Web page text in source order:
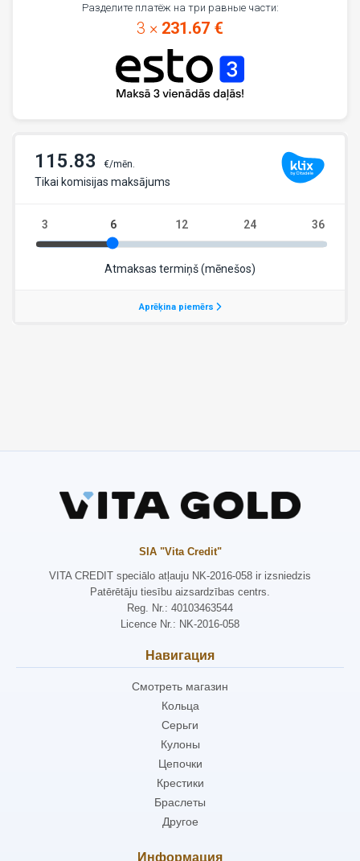
Разделите платёж на три равные части:
3 × 231.67 €
SIA "Vita Credit"
VITA CREDIT speciālo atļauju NK-2016-058 ir izsniedzis
Patērētāju tiesību aizsardzības centrs.
Reg. Nr.: 40103463544
Licence Nr.: NK-2016-058
Навигация
Смотреть магазин
Кольца
Серьги
Кулоны
Цепочки
Крестики
Браслеты
Другое
Информация